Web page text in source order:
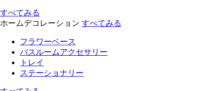
すべてみる
ホームデコレーション すべてみる
フラワーベース
バスルームアクセサリー
トレイ
ステーショナリー